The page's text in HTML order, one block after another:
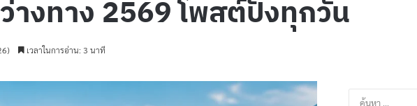
างทาง 2569 โพสต์ปังทุกวัน
เวลาในการอ่าน: 3 นาที